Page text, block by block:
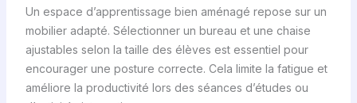
Un espace d’apprentissage bien aménagé repose sur un
mobilier adapté. Sélectionner un bureau et une chaise
ajustables selon la taille des élèves est essentiel pour
encourager une posture correcte. Cela limite la fatigue et
améliore la productivité lors des séances d’études ou